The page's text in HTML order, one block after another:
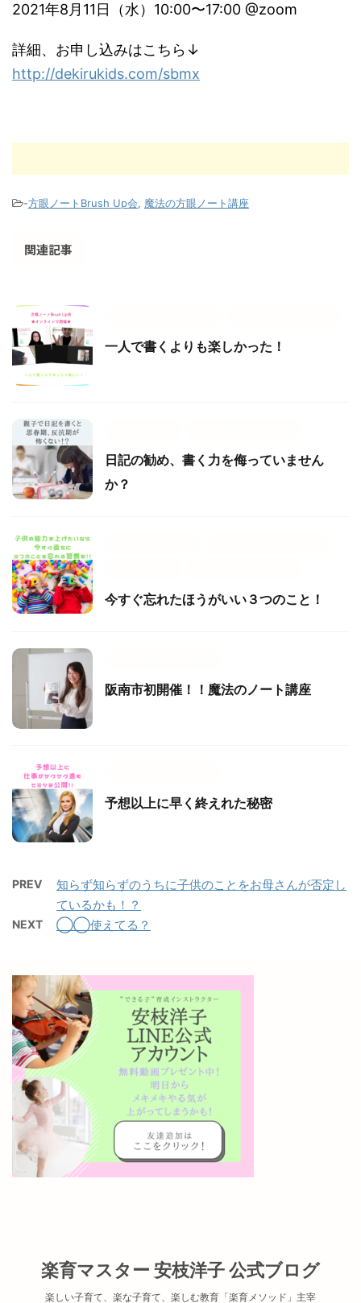
2021年8月11日（水）10:00〜17:00 @zoom
詳細、お申し込みはこちら↓
http://dekirukids.com/sbmx
-方眼ノートBrush Up会, 魔法の方眼ノート講座
関連記事
一人で書くよりも楽しかった！
日記の勧め、書く力を侮っていません
か？
今すぐ忘れたほうがいい３つのこと！
阪南市初開催！！魔法のノート講座
予想以上に早く終えれた秘密
PREV
知らず知らずのうちに子供のことをお母さんが否定し
ているかも！？
NEXT ◯◯使えてる？
楽育マスター 安枝洋子 公式ブログ
楽しい子育て、楽な子育て、楽しむ教育「楽育メソッド」主宰